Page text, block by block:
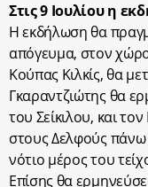
Στις 9 Ιουλίου η
Η εκδήλωση θα
απόγευμα, στον
Κούπας Κιλκίς, θα
Γκαραντζιώτης θα
του Σείκιλου, και
στους Δελφούς
νότιο μέρος του
Επίσης θα